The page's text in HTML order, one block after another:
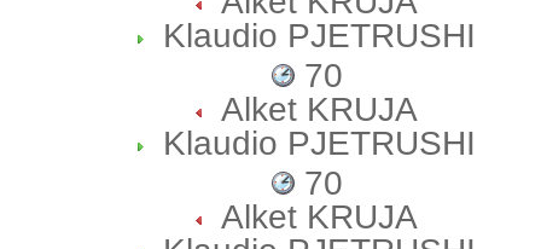
Klaudio PJETRUSHI
70
Alket KRUJA
Klaudio PJETRUSHI
70
Alket KRUJA